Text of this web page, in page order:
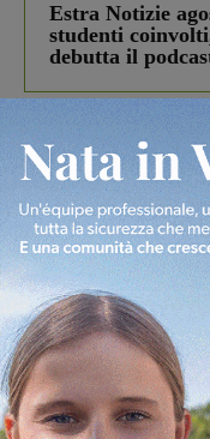
Estra Notizie
studenti
debutta il
Più lette
Figline Incisa
Piscina di
Pnrr, il gruppo
ringraziamento
Cronaca 3 Agosto 2026
Scomparso da